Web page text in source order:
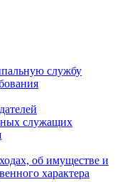
службу
служащих
об имуществе и
характера